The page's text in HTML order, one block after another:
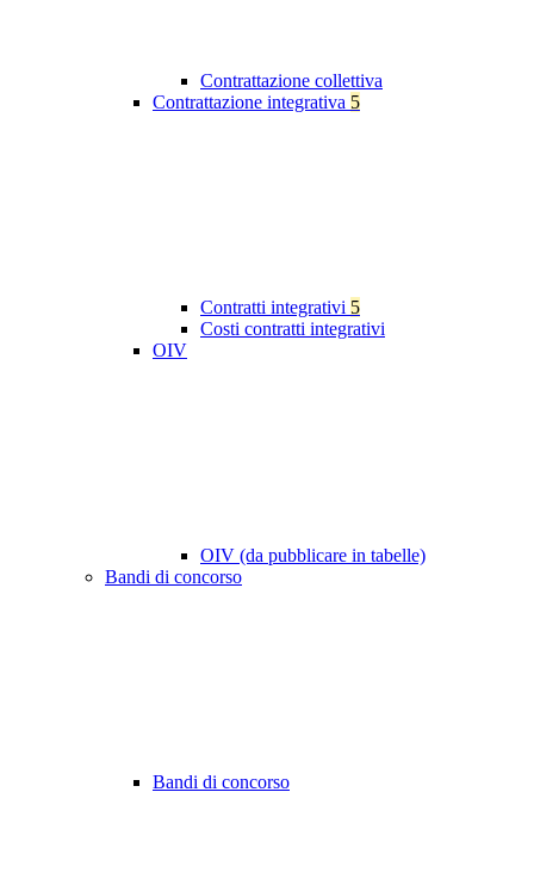
Contrattazione collettiva
Contrattazione integrativa 5
Contratti integrativi 5
Costi contratti integrativi
OIV
OIV (da pubblicare in tabelle)
Bandi di concorso
Bandi di concorso